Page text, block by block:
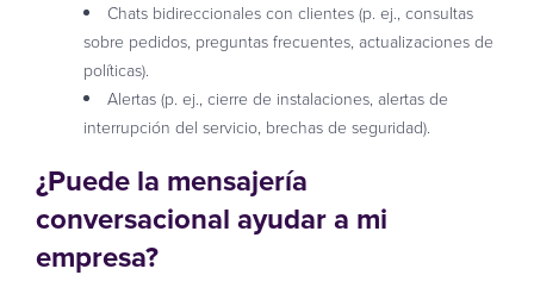
Chats bidireccionales con clientes (p. ej., consultas
sobre pedidos, preguntas frecuentes, actualizaciones de
políticas).
Alertas (p. ej., cierre de instalaciones, alertas de
interrupción del servicio, brechas de seguridad).
¿Puede la mensajería
conversacional ayudar a mi
empresa?